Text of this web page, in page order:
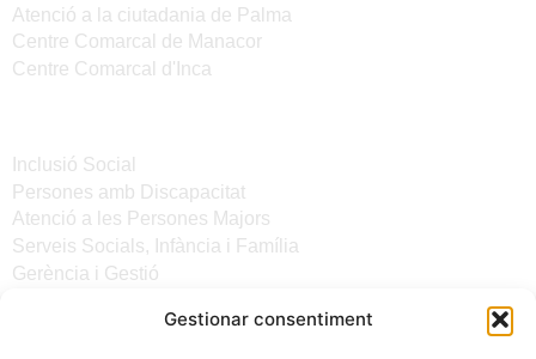
Gestionar consentiment
Atenció a la ciutadania de Palma
Centre Comarcal de Manacor
Centre Comarcal d'Inca
Inclusió Social
Persones amb Discapacitat
Atenció a les Persones Majors
Serveis Socials, Infància i Família
Gerència i Gestió
Altres enllaços